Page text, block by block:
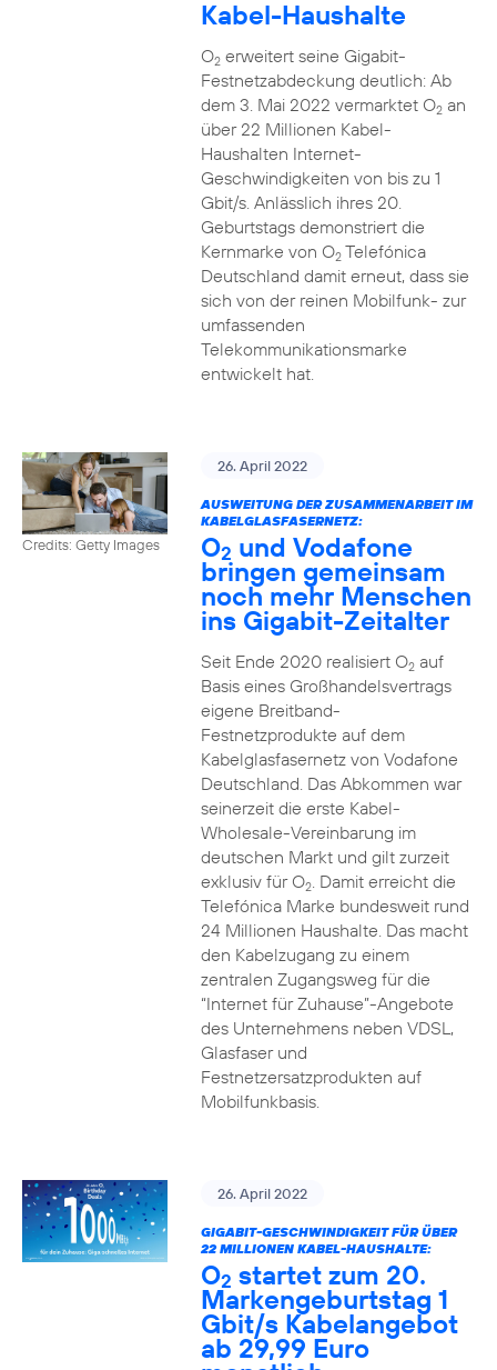
Kabel-Haushalte
O2erweitert seine Gigabit-
Festnetzabdeckung deutlich: Ab
dem 3. Mai 2022 vermarktet O2an
über 22 Millionen Kabel-
Haushalten Internet-
Geschwindigkeiten von bis zu 1
Gbit/s. Anlässlich ihres 20.
Geburtstags demonstriert die
Kernmarke von O2Telefónica
Deutschland damit erneut, dass sie
sich von der reinen Mobilfunk- zur
umfassenden
Telekommunikationsmarke
entwickelt hat.
Credits: Getty Images
26. April 2022
AUSWEITUNG DER ZUSAMMENARBEIT IM
KABELGLASFASERNETZ:
O2 und Vodafone
bringen gemeinsam
noch mehr Menschen
ins Gigabit-Zeitalter
Seit Ende 2020 realisiert O2auf
Basis eines Großhandelsvertrags
eigene Breitband-
Festnetzprodukte auf dem
Kabelglasfasernetz von Vodafone
Deutschland. Das Abkommen war
seinerzeit die erste Kabel-
Wholesale-Vereinbarung im
deutschen Markt und gilt zurzeit
exklusiv für O2. Damit erreicht die
Telefónica Marke bundesweit rund
24 Millionen Haushalte. Das macht
den Kabelzugang zu einem
zentralen Zugangsweg für die
“Internet für Zuhause”-Angebote
des Unternehmens neben VDSL,
Glasfaser und
Festnetzersatzprodukten auf
Mobilfunkbasis.
26. April 2022
GIGABIT-GESCHWINDIGKEIT FÜR ÜBER
22 MILLIONEN KABEL-HAUSHALTE:
O2 startet zum 20.
Markengeburtstag 1
Gbit/s Kabelangebot
ab 29,99 Euro